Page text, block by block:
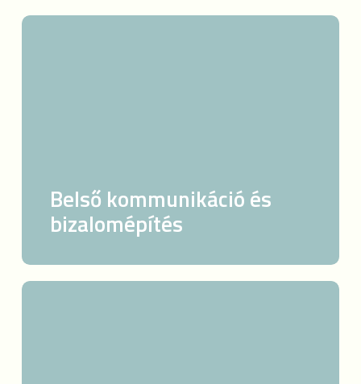
Belső
Belső kommunikáció és
bizalomépítés
Fluktuációs